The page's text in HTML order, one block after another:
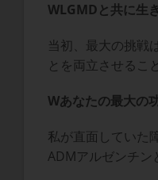
WLGMDと共に生
当初、最大の挑戦
とを両立させるこ
Wあなたの最大の
私が直面していた
ADMアルゼンチン